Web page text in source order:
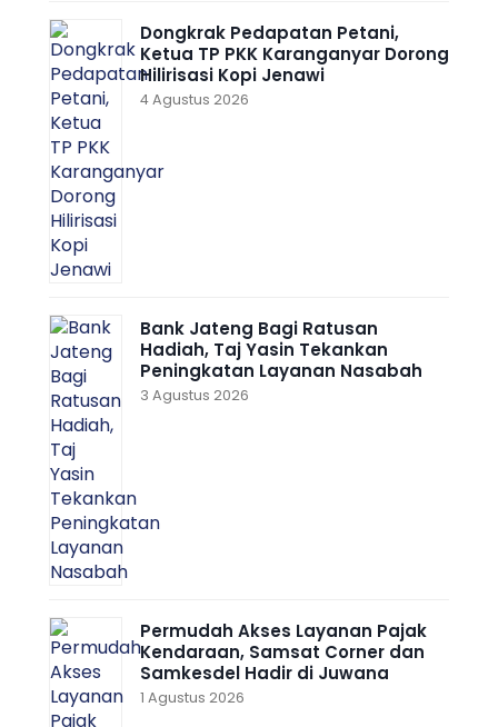
Dongkrak Pedapatan Petani,
Ketua TP PKK Karanganyar Dorong
Hilirisasi Kopi Jenawi
4 Agustus 2026
Bank Jateng Bagi Ratusan
Hadiah, Taj Yasin Tekankan
Peningkatan Layanan Nasabah
3 Agustus 2026
Permudah Akses Layanan Pajak
Kendaraan, Samsat Corner dan
Samkesdel Hadir di Juwana
1 Agustus 2026